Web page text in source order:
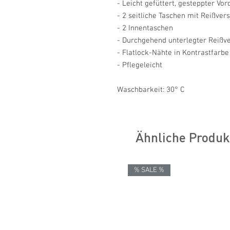
- Leicht gefüttert, gesteppter
- 2 seitliche Taschen mit
- 2 Innentaschen
- Durchgehend unterlegter
- Flatlock-Nähte in
- Pflegeleicht
Waschbarkeit: 30° C
Ähnliche
% SALE %